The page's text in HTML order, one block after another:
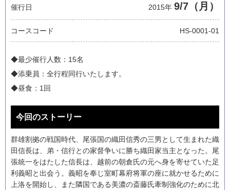
同意書（20歳未満の方）
よくある質問
会社案内
会社情報
登録票
催行日 2015年 9/7（月）
コースコード HS-0001-01
◆最少催行人数：15名
◆添乗員：全行程同行いたします。
◆昼食：1回
今回のストーリー
群雄割拠の戦国時代、尾張国の織田信秀の三男として生まれた織
田信長は、弟・信行との家督争いに勝ち織田家当主となった。尾
張統一をはたした信長は、越前の朝倉氏の元へ身を寄せていた足
利義昭と出会う。義昭を奉じ室町幕府将軍の座に就かせるために
上洛を開始し、また隣国である美濃の斎藤氏牽制強化のために北